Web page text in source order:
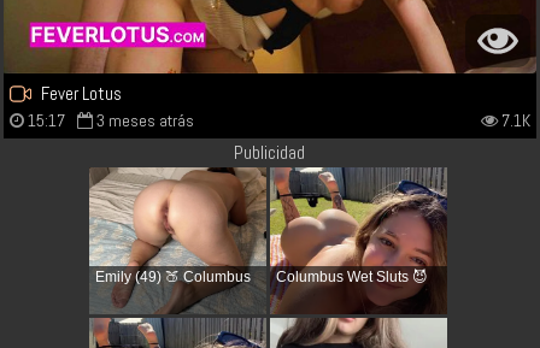
Fever Lotus
15:17 3 meses atrás 7.1K
Publicidad
Emily (49) 🍑 Columbus Columbus Wet Sluts 😈